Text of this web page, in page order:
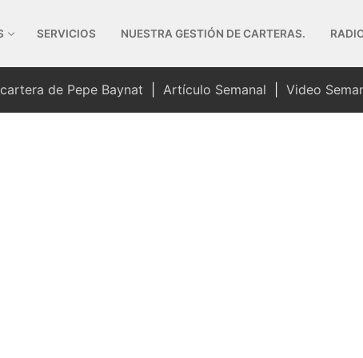
SERVICIOS NUESTRA GESTIÓN DE CARTERAS.
de Pepe Baynat Artículo Semanal Video